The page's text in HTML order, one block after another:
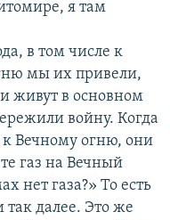
я там
в том числе к
мы их привели,
живут в основном
войну. Когда
Вечному огню, они
газ на Вечный
нет газа?» То есть
далее. Это же